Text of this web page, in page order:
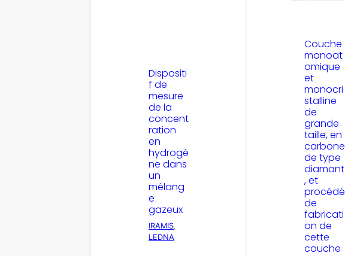
Dispositi
f de
mesure
de la
concent
ration
en
hydrogè
ne dans
un
mélang
e
gazeux
IRAMIS
LEDNA
Couche
monoat
omique
et
monocri
stalline
de
grande
taille, en
carbone
de type
diamant
, et
procédé
de
fabricati
on de
cette
couche